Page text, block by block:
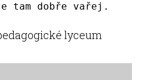
tam dobře vařej.
lyceum